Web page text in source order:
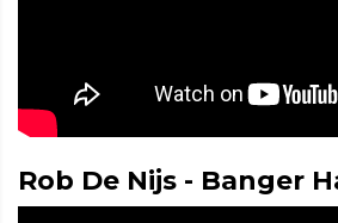
Rob De Nijs - Banger